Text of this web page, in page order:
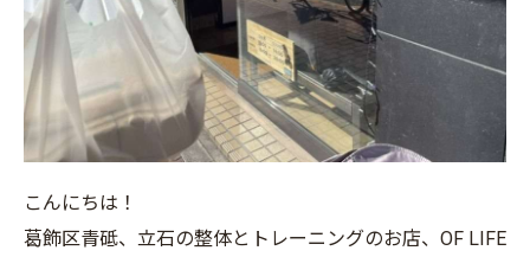
こんにちは！
葛飾区青砥、立石の整体とトレーニングのお店、OF LIFE